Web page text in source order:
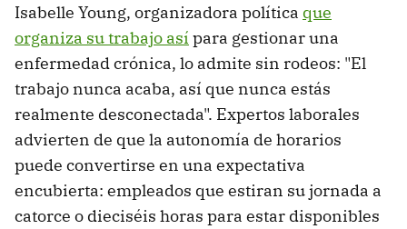
Isabelle Young, organizadora política que
organiza su trabajo así para gestionar una
enfermedad crónica, lo admite sin rodeos: "El
trabajo nunca acaba, así que nunca estás
realmente desconectada". Expertos laborales
advierten de que la autonomía de horarios
puede convertirse en una expectativa
encubierta: empleados que estiran su jornada a
catorce o dieciséis horas para estar disponibles